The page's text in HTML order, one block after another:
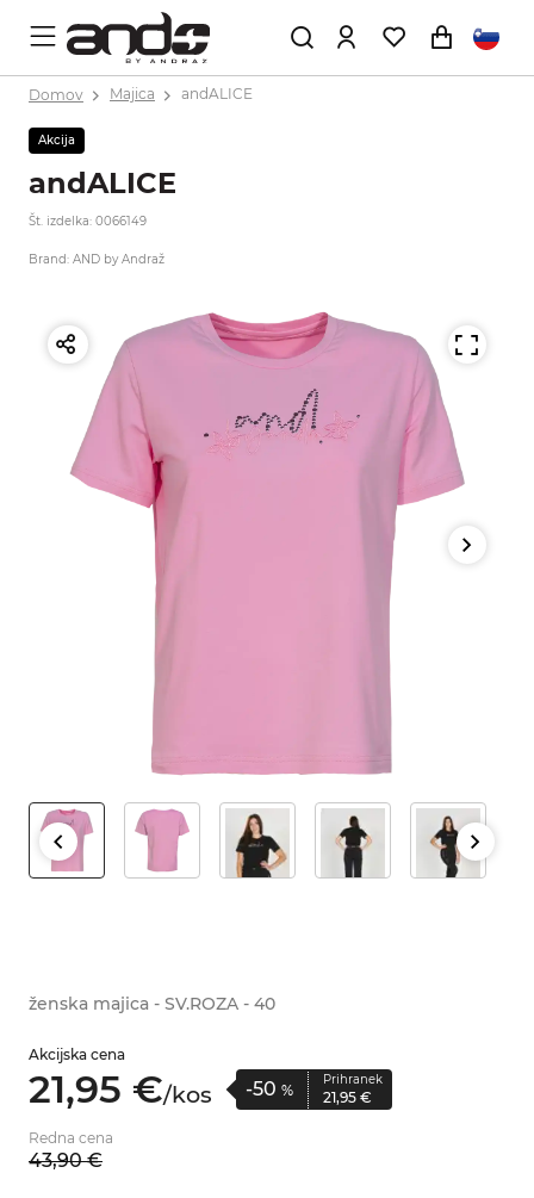
Domov Majica andALICE
Akcija
andALICE
Št. izdelka: 0066149
Brand: AND by Andraž
ženska majica - SV.ROZA - 40
Akcijska cena
21,95 €/kos -50 %
Prihranek
21,95 €
Redna cena
43,90 €